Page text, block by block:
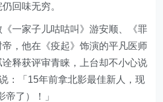
回味无穷。
一家子儿咕咕叫》游安顺、《罪
，他在《疫起》饰演的平凡医师
释获评审青睐，上台却不小心说
：「15年前拿北影最佳新人，现
帝了）！」